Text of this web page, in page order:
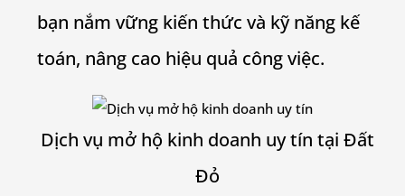
bạn nắm vững kiến thức và kỹ năng kế
toán, nâng cao hiệu quả công việc.
Dịch vụ mở hộ kinh doanh uy tín tại Đất
Đỏ